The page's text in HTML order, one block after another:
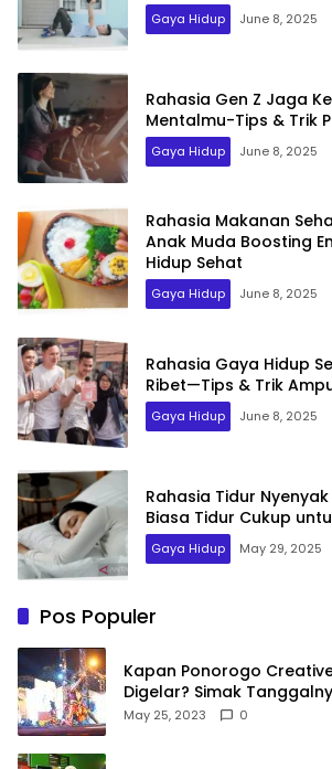
Gaya Hidup June 8, 2025
Rahasia Gen Z Jaga
Mentalmu-Tips & Trik
Gaya Hidup June 8, 2025
Rahasia Makanan
Anak Muda Boosting Energi & Gaya
Hidup Sehat
Gaya Hidup June 8, 2025
Rahasia Gaya Hidup
Ribet—Tips & Trik
Gaya Hidup June 8, 2025
Rahasia Tidur Nyenyak Manfaat Luar
Biasa Tidur Cukup
Gaya Hidup May 29, 2025
Pos Populer
Kapan Ponorogo
Digelar? Simak
May 25, 2023 0